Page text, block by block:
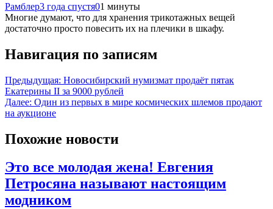
Рамблер3 года спустя01 минуты
Многие думают, что для хранения трикотажных вещей
достаточно просто повесить их на плечики в шкафу.
Навигация по записям
Предыдущая: Новосибирский нумизмат продаёт пятак
Екатерины II за 9000 рублей
Далее: Один из первых в мире космических шлемов продают
на аукционе
Похожие новости
Это все молодая жена! Евгения
Петросяна называют настоящим
модником